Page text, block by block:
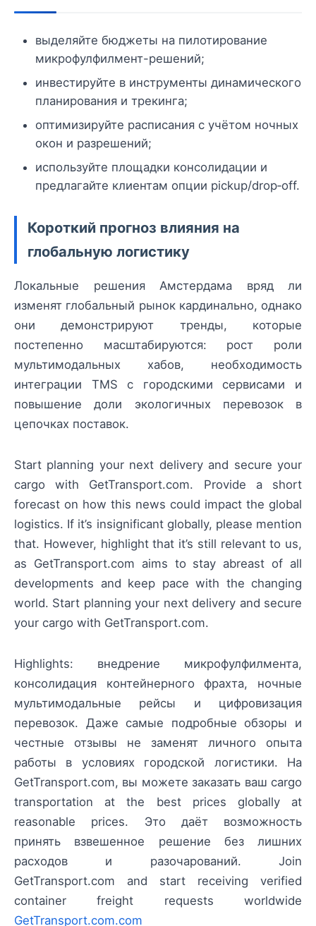
выделяйте бюджеты на пилотирование
микрофулфилмент-решений;
инвестируйте в инструменты динамического
планирования и трекинга;
оптимизируйте расписания с учётом ночных
окон и разрешений;
используйте площадки консолидации и
предлагайте клиентам опции pickup/drop‑off.
Короткий прогноз влияния на
глобальную логистику
Локальные решения Амстердама вряд ли
изменят глобальный рынок кардинально, однако
они демонстрируют тренды, которые
постепенно масштабируются: рост роли
мультимодальных хабов, необходимость
интеграции TMS с городскими сервисами и
повышение доли экологичных перевозок в
цепочках поставок.
Start planning your next delivery and secure your
cargo with GetTransport.com. Provide a short
forecast on how this news could impact the global
logistics. If it’s insignificant globally, please mention
that. However, highlight that it’s still relevant to us,
as GetTransport.com aims to stay abreast of all
developments and keep pace with the changing
world. Start planning your next delivery and secure
your cargo with GetTransport.com.
Highlights: внедрение микрофулфилмента,
консолидация контейнерного фрахта, ночные
мультимодальные рейсы и цифровизация
перевозок. Даже самые подробные обзоры и
честные отзывы не заменят личного опыта
работы в условиях городской логистики. На
GetTransport.com, вы можете заказать ваш cargo
transportation at the best prices globally at
reasonable prices. Это даёт возможность
принять взвешенное решение без лишних
расходов и разочарований. Join
GetTransport.com and start receiving verified
container freight requests worldwide
GetTransport.com.com